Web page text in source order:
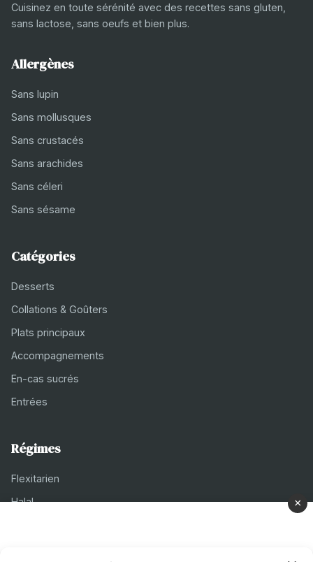
Cuisinez en toute sérénité avec des recettes sans gluten,
sans lactose, sans oeufs et bien plus.
Allergènes
Sans lupin
Sans mollusques
Sans crustacés
Sans arachides
Sans céleri
Sans sésame
Catégories
Desserts
Collations & Goûters
Plats principaux
Accompagnements
En-cas sucrés
Entrées
Régimes
Flexitarien
Halal
×